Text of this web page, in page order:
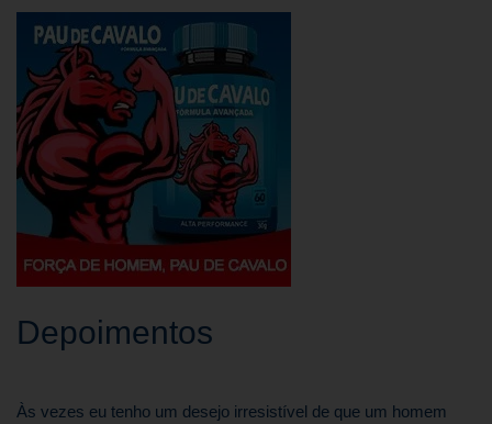
Depoimentos
Às vezes eu tenho um desejo irresistível de que um homem